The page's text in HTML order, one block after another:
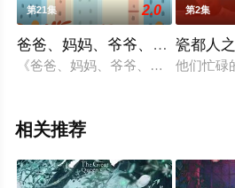
第21集 2.0
爸爸、妈妈、爷爷、奶奶、外公
《爸爸、妈妈、爷爷、奶奶、外公
第2集
瓷都人
他们忙碌
相关推荐